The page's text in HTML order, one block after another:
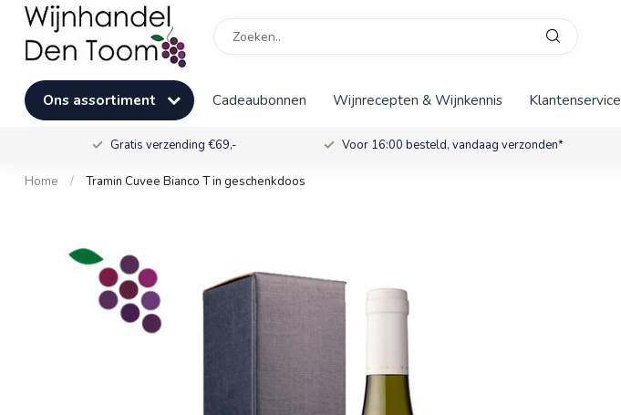
Ons assortiment Cadeaubonnen Wijnrecepten & Wijnkennis Klantenservice
Gratis verzending €69,- Voor 16:00 besteld, vandaag verzonden*
Home / Tramin Cuvee Bianco T in geschenkdoos